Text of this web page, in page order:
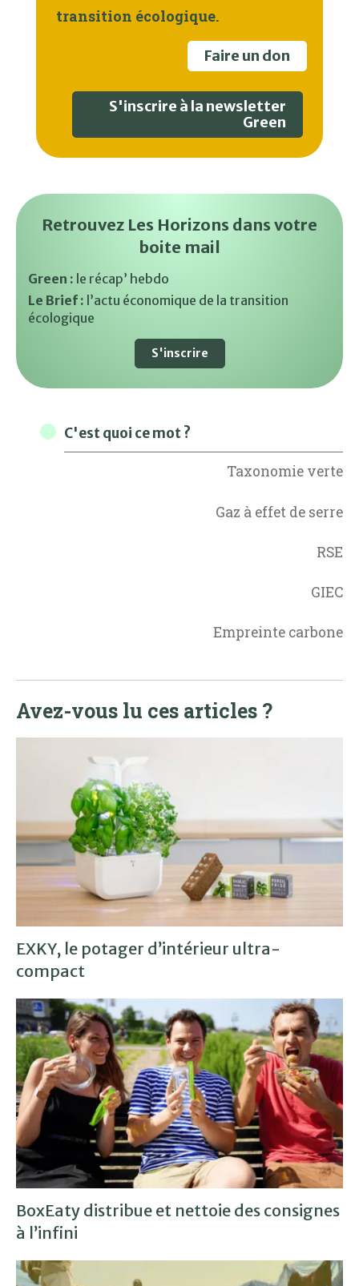
transition écologique.
Faire un don
S'inscrire à la newsletter
Green
Retrouvez Les Horizons dans votre
boite mail
Green : le récap’ hebdo
Le Brief : l’actu économique de la transition
écologique
S'inscrire
C'est quoi ce mot ?
Taxonomie verte
Gaz à effet de serre
RSE
GIEC
Empreinte carbone
Avez-vous lu ces articles ?
EXKY, le potager d’intérieur ultra-
compact
BoxEaty distribue et nettoie des consignes
à l’infini